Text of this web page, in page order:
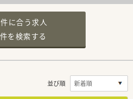
に合う求人
件を検索する
並び順